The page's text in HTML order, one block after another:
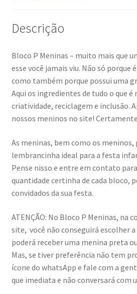
Descrição
Bloco P Meninas – muito mais que
esse você jamais viu. Não só porque
como também porque possui uma
Aqui os ingredientes de tudo o que é
criatividade, reciclagem e inclusão.
nossos meninos no site!
As meninas, bem como os
lembrancinha ideal para a festa
Pense nisso e entre em contato
quantidade certinha de cada bloco,
convidados da sua festa.
ATENÇÃO: No Bloco P Meninas, na
site, você não conseguirá escolher
poderá receber uma menina preta
Mas, se tiver preferência não tem
ícone do whatsApp e fale com a
que imediata e não conversará com